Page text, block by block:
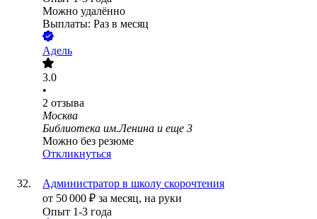
Можно удалённо
Выплаты: Раз в месяц
Адель
3.0
•
2 отзыва
Москва
Библиотека им.Ленина и еще 3
Можно без резюме
Откликнуться
Администратор в школу скорочтения
от 50 000 ₽ за месяц, на руки
Опыт 1-3 года